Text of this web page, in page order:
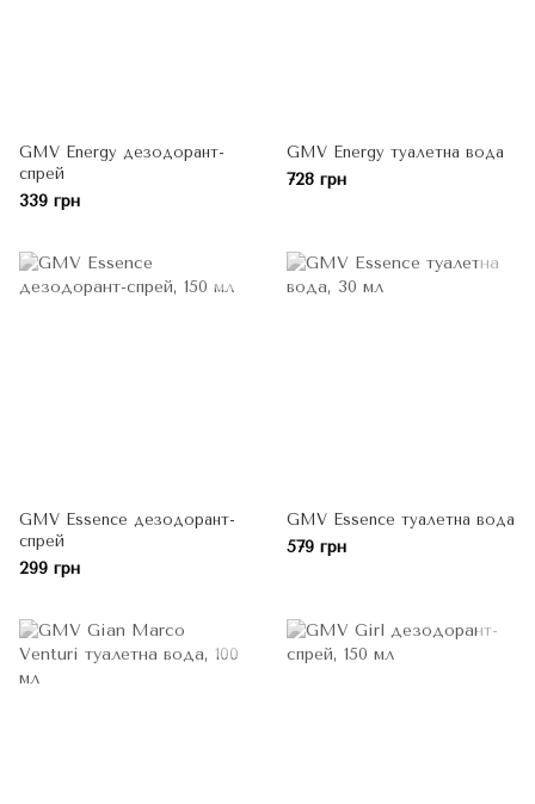
GMV Energy дезодорант-
спрей
339 грн
GMV Energy туалетна вода
728 грн
GMV Essence дезодорант-
спрей
299 грн
GMV Essence туалетна вода
579 грн